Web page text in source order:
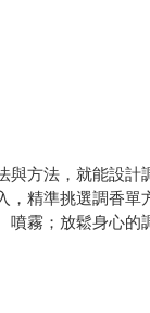
方法，就能設計
精準挑選調香單
霧；放鬆身心